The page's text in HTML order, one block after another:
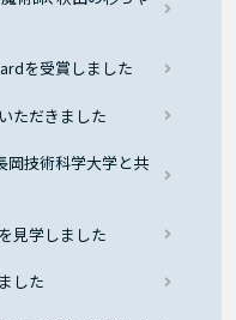
を受賞しました
ただきました
岡技術科学大学と共
見学しました
した